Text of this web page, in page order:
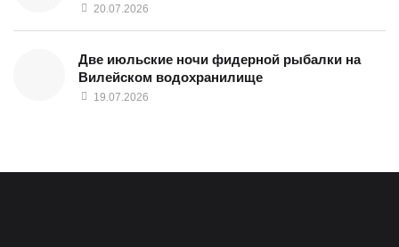
20.07.2026
Две июльские ночи фидерной рыбалки на
Вилейском водохранилище
19.07.2026